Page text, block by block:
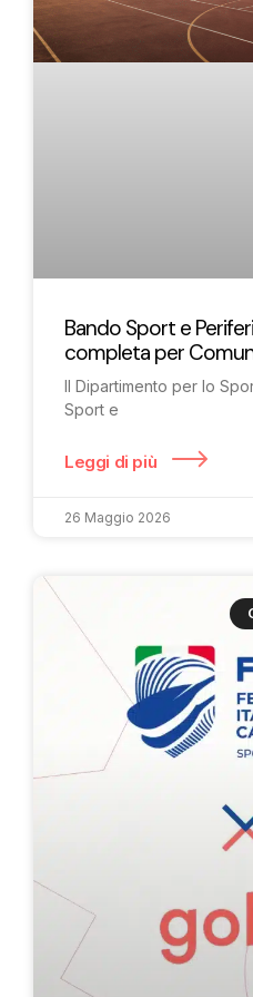
Bando Sport e
completa per
Il Dipartimento per lo
Sport e
Leggi di più
26 Maggio 2026